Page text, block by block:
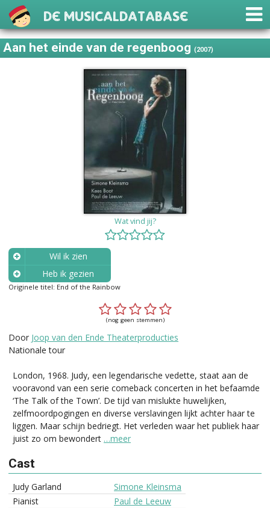
De Musicaldatabase
Aan het einde van de regenboog(2007)
Wat vind jij?
Wil ik zien
Heb ik gezien
Wanneer?
Originele titel: End of the Rainbow
(nog geen stemmen)
Door Joop van den Ende Theaterproducties
Nationale tour
London, 1968. Judy, een legendarische vedette, staat aan de
vooravond van een serie comeback concerten in het befaamde
‘The Talk of the Town’. De tijd van mislukte huwelijken,
zelfmoordpogingen en diverse verslavingen lijkt achter haar te
liggen. Maar schijn bedriegt. Het verleden waar het publiek haar
juist zo om bewondert …meer
Cast
Judy Garland
Simone Kleinsma
Pianist
Paul de Leeuw